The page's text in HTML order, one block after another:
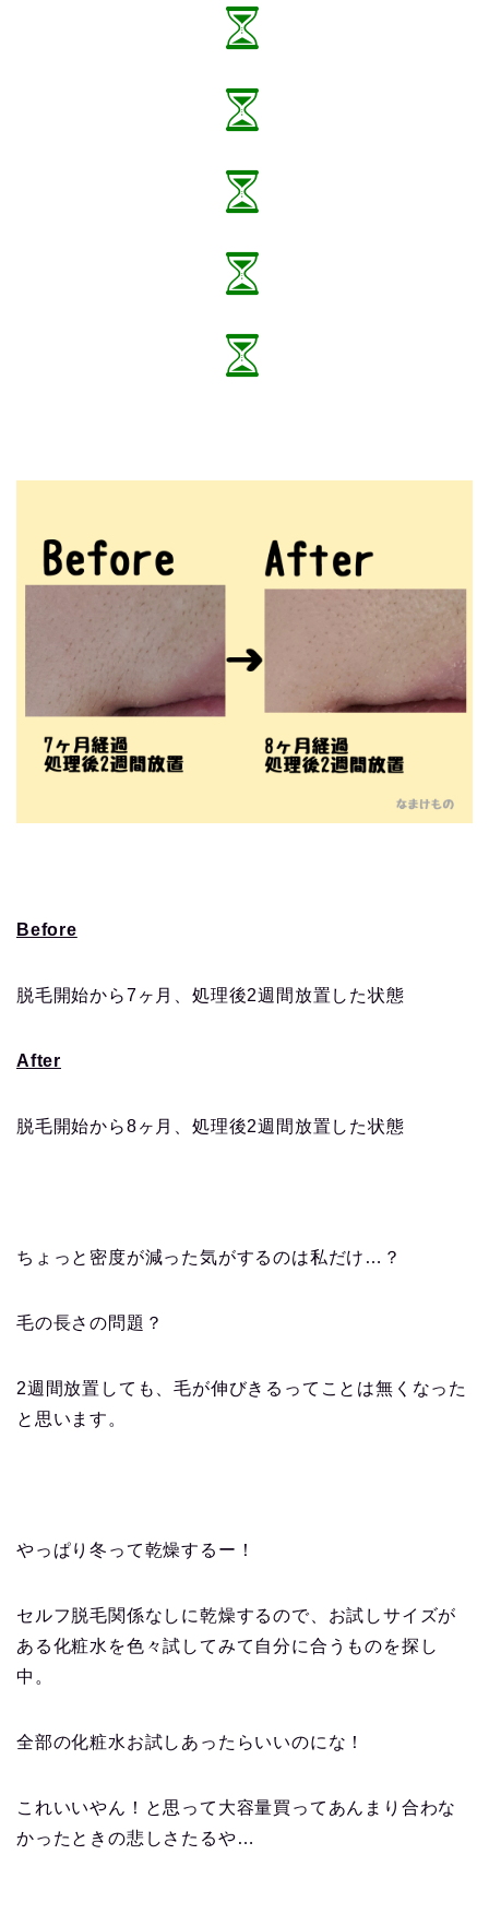
Before
脱毛開始から7ヶ月、処理後2週間放置した状態
After
脱毛開始から8ヶ月、処理後2週間放置した状態
ちょっと密度が減った気がするのは私だけ…？
毛の長さの問題？
2週間放置しても、毛が伸びきるってことは無くなった
と思います。
やっぱり冬って乾燥するー！
セルフ脱毛関係なしに乾燥するので、お試しサイズが
ある化粧水を色々試してみて自分に合うものを探し
中。
全部の化粧水お試しあったらいいのにな！
これいいやん！と思って大容量買ってあんまり合わな
かったときの悲しさたるや…